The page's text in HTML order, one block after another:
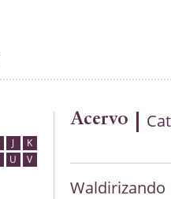
J
K
U
V
Acervo
Waldirizando